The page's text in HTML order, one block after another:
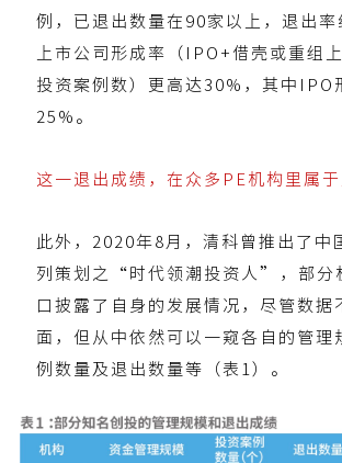
例，已退出数量在90家以上，退出率
上市公司形成率（IPO+借壳或重组
投资案例数）更高达30%，其中IPO
25%。
这一退出成绩，在众多PE机构里属于
此外，2020年8月，清科曾推出了中
列策划之“时代领潮投资人”，部分
口披露了自身的发展情况，尽管数据
面，但从中依然可以一窥各自的管理
例数量及退出数量等（表1）。